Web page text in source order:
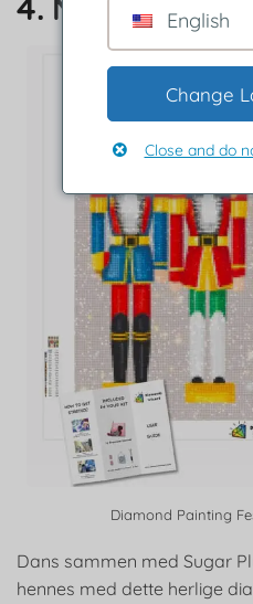
Diamond Painting
Dans sammen med Sugar
hennes med dette herlige
English
Change
Close and do